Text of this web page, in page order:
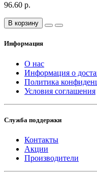
96.60 р.
В корзину
Информация
О нас
Информация о
Политика
Условия соглашения
Служба поддержки
Контакты
Акции
Производители